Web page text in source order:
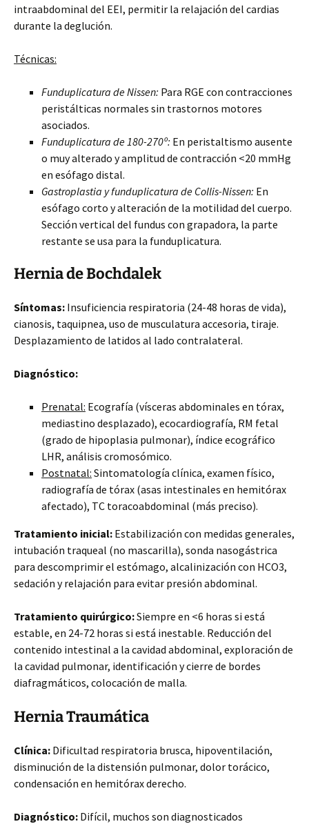
intraabdominal del EEI, permitir la relajación del cardias
durante la deglución.
Técnicas:
Funduplicatura de Nissen: Para RGE con contracciones
peristálticas normales sin trastornos motores
asociados.
Funduplicatura de 180-270º: En peristaltismo ausente
o muy alterado y amplitud de contracción <20 mmHg
en esófago distal.
Gastroplastia y funduplicatura de Collis-Nissen: En
esófago corto y alteración de la motilidad del cuerpo.
Sección vertical del fundus con grapadora, la parte
restante se usa para la funduplicatura.
Hernia de Bochdalek
Síntomas: Insuficiencia respiratoria (24-48 horas de vida),
cianosis, taquipnea, uso de musculatura accesoria, tiraje.
Desplazamiento de latidos al lado contralateral.
Diagnóstico:
Prenatal: Ecografía (vísceras abdominales en tórax,
mediastino desplazado), ecocardiografía, RM fetal
(grado de hipoplasia pulmonar), índice ecográfico
LHR, análisis cromosómico.
Postnatal: Sintomatología clínica, examen físico,
radiografía de tórax (asas intestinales en hemitórax
afectado), TC toracoabdominal (más preciso).
Tratamiento inicial: Estabilización con medidas generales,
intubación traqueal (no mascarilla), sonda nasogástrica
para descomprimir el estómago, alcalinización con HCO3,
sedación y relajación para evitar presión abdominal.
Tratamiento quirúrgico:Siempre en <6 horas si está
estable, en 24-72 horas si está inestable. Reducción del
contenido intestinal a la cavidad abdominal, exploración de
la cavidad pulmonar, identificación y cierre de bordes
diafragmáticos, colocación de malla.
Hernia Traumática
Clínica: Dificultad respiratoria brusca, hipoventilación,
disminución de la distensión pulmonar, dolor torácico,
condensación en hemitórax derecho.
Diagnóstico: Difícil, muchos son diagnosticados